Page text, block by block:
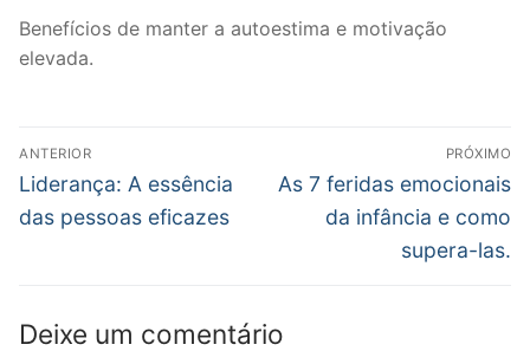
Benefícios de manter a autoestima e motivação
elevada.
Navegação
de
Post
ANTERIOR
Post
anterior:
Liderança: A essência
das pessoas eficazes
PRÓXIMO
Próximo
As 7 feridas emocionais
da infância e como
supera-las.
Deixe um comentário